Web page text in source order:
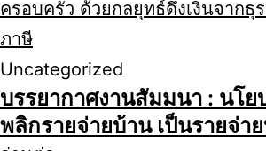
Uncategorized
บรรยากาศงานสัมมนา : นโย
พลิกรายจ่ายบ้าน เป็นรายจ่า